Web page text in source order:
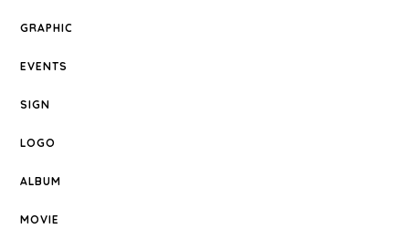
GRAPHIC
EVENTS
SIGN
LOGO
ALBUM
MOVIE